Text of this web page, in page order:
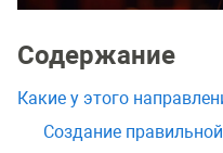
Содержание
Какие у этого
Создание